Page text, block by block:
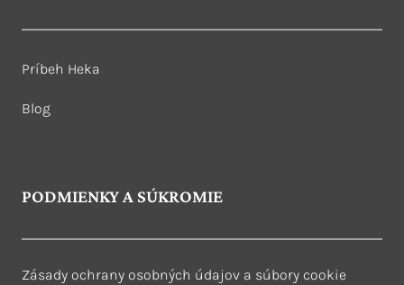
Príbeh Heka
Blog
PODMIENKY A SÚKROMIE
Zásady ochrany osobných údajov a súbory cookie